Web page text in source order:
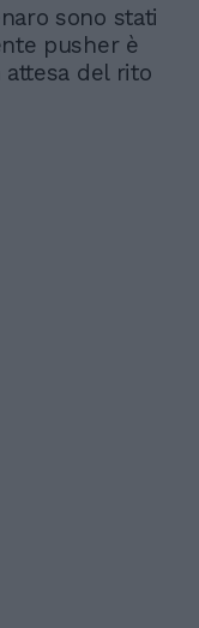
sono stati
pusher è
del rito